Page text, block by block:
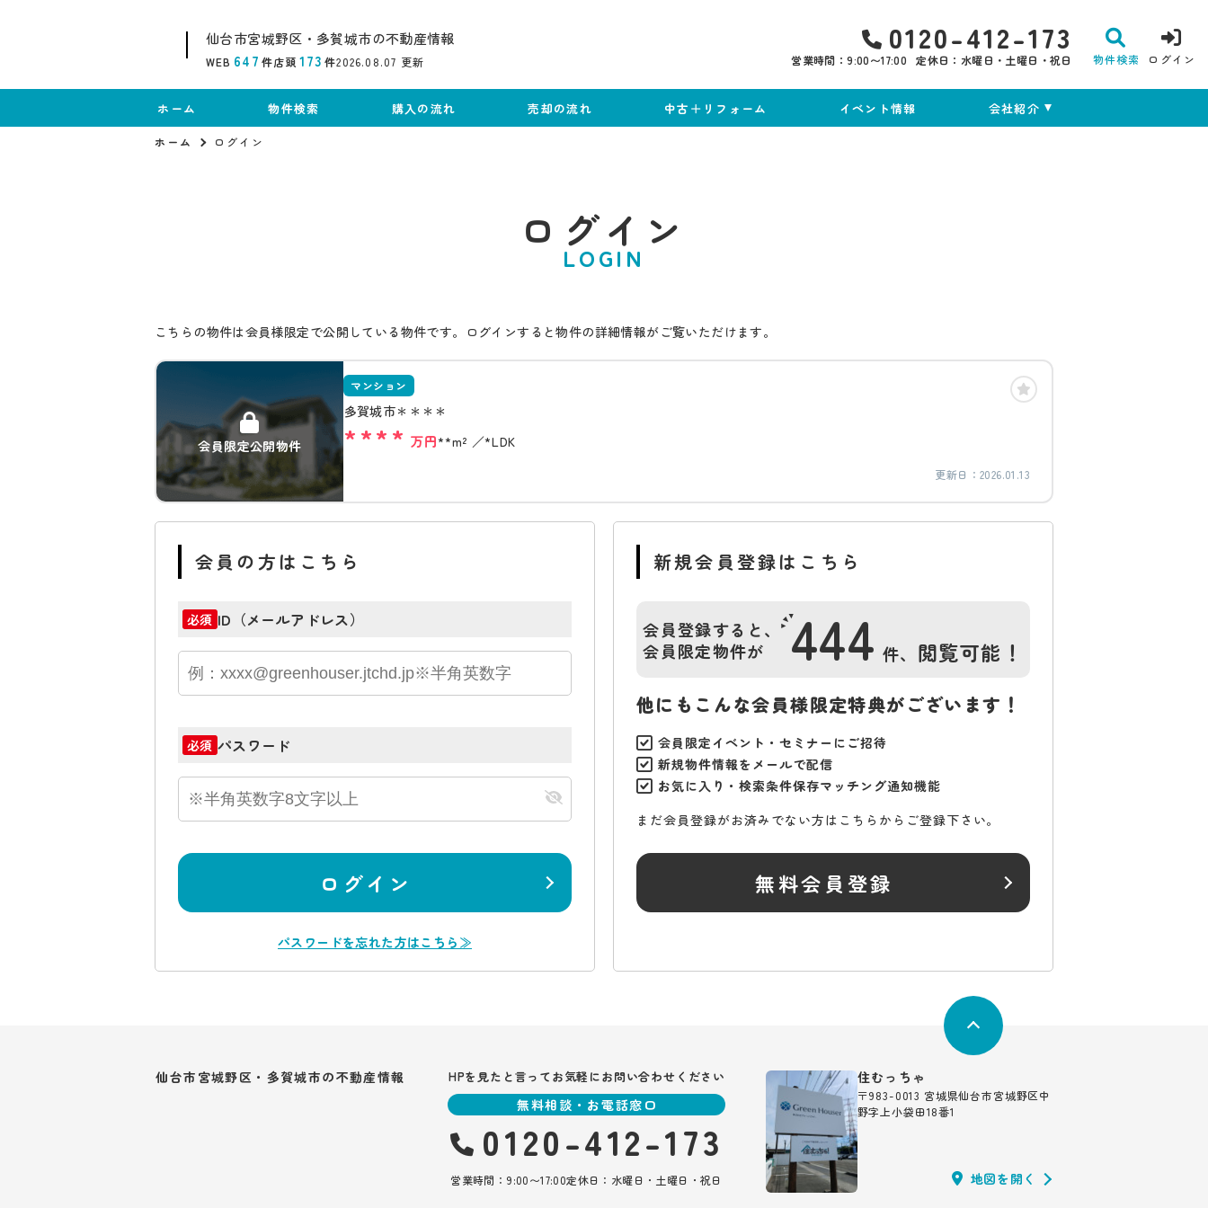
仙台市宮城野区・多賀城市の不動産情報
WEB 647 件店頭 173 件2026.08.07 更新
0120-412-173
営業時間：9:00〜17:00 定休日：水曜日・土曜日・祝日 物件検索 ログイン
ホーム 物件検索 購入の流れ 売却の流れ 中古＋リフォーム イベント情報 会社紹介
ホーム ログイン
ログイン
LOGIN
こちらの物件は会員様限定で公開している物件です。ログインすると物件の詳細情報がご覧いただけます。
会員限定公開物件
マンション
多賀城市＊＊＊＊
**** 万円**m² *LDK
更新日： 2026.01.13
会員の方はこちら
必須 ID（メールアドレス）
必須 パスワード
ログイン
パスワードを忘れた方はこちら≫
新規会員登録はこちら
会員登録すると、
会員限定物件が
444 件、 閲覧可能！
他にもこんな会員様限定特典がございます！
会員限定イベント・セミナーにご招待
新規物件情報をメールで配信
お気に入り・検索条件保存マッチング通知機能
まだ会員登録がお済みでない方はこちらからご登録下さい。
無料会員登録
仙台市宮城野区・多賀城市の不動産情報 HPを見たと言ってお気軽にお問い合わせください
無料相談・お電話窓口
0120-412-173
営業時間：9:00〜17:00定休日：水曜日・土曜日・祝日
住むっちゃ
〒983-0013 宮城県仙台市宮城野区中
野字上小袋田18番1
地図を開く